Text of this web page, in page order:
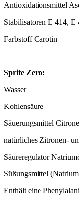
Antioxidationsmittel
Stabilisatoren E 414, E
Farbstoff Carotin
Sprite Zero:
Wasser
Kohlensäure
Säuerungsmittel
natürliches Zitronen-
Säureregulator
Süßungsmittel
Enthält eine